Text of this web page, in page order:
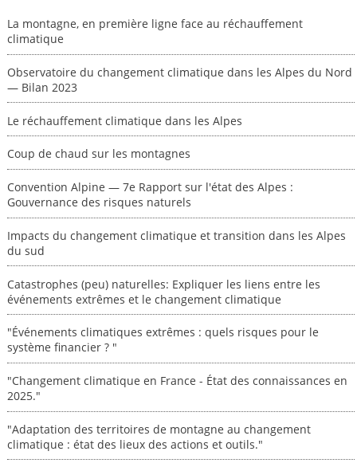
La montagne, en première ligne face au réchauffement
climatique
Observatoire du changement climatique dans les Alpes du Nord
— Bilan 2023
Le réchauffement climatique dans les Alpes
Coup de chaud sur les montagnes
Convention Alpine — 7e Rapport sur l'état des Alpes :
Gouvernance des risques naturels
Impacts du changement climatique et transition dans les Alpes
du sud
Catastrophes (peu) naturelles: Expliquer les liens entre les
événements extrêmes et le changement climatique
"Événements climatiques extrêmes : quels risques pour le
système financier ? "
"Changement climatique en France - État des connaissances en
2025."
"Adaptation des territoires de montagne au changement
climatique : état des lieux des actions et outils."